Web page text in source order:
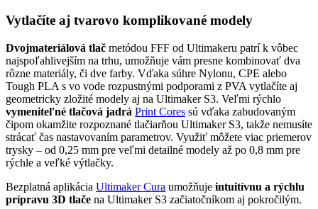
Vytlačíte aj tvarovo komplikované modely
Dvojmateriálová tlač metódou FFF od Ultimakeru patrí k vôbec
najspoľahlivejším na trhu, umožňuje vám presne kombinovať dva
rôzne materiály, či dve farby. Vďaka súhre Nylonu, CPE alebo
Tough PLA s vo vode rozpustnými podporami z PVA vytlačíte aj
geometricky zložité modely aj na Ultimaker S3. Veľmi rýchlo
vymeniteľné tlačová jadrá Print Cores sú vďaka zabudovaným
čipom okamžite rozpoznané tlačiarňou Ultimaker S3, takže nemusíte
strácať čas nastavovaním parametrov. Využiť môžete viac priemerov
trysky – od 0,25 mm pre veľmi detailné modely až po 0,8 mm pre
rýchle a veľké výtlačky.
Bezplatná aplikácia Ultimaker Cura umožňuje intuitívnu a rýchlu
prípravu 3D tlače na Ultimaker S3 začiatočníkom aj pokročilým.